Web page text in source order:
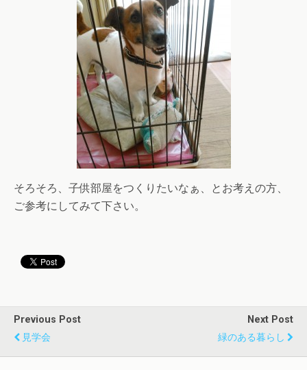
そろそろ、子供部屋をつくりたいなぁ、とお考えの方、
ご参考にしてみて下さい。
Previous Post
見学会
Next Post
緑のある暮らし